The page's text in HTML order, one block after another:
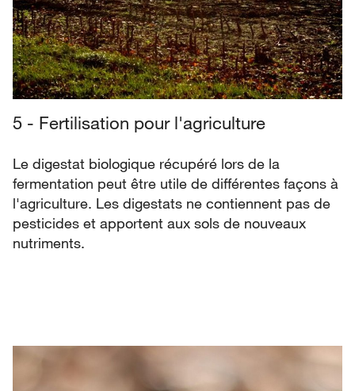
5 - Fertilisation pour l'agriculture
Le digestat biologique récupéré lors de la
fermentation peut être utile de différentes façons à
l'agriculture. Les digestats ne contiennent pas de
pesticides et apportent aux sols de nouveaux
nutriments.